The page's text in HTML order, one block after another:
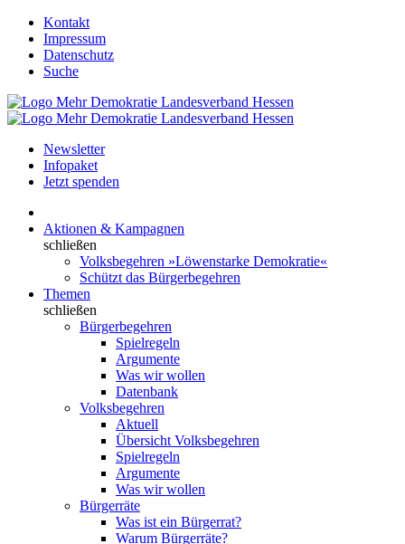
Kontakt
Impressum
Datenschutz
Suche
Newsletter
Infopaket
Jetzt spenden
Aktionen & Kampagnen
schließen
Volksbegehren »Löwenstarke Demokratie«
Schützt das Bürgerbegehren
Themen
schließen
Bürgerbegehren
Spielregeln
Argumente
Was wir wollen
Datenbank
Volksbegehren
Aktuell
Übersicht Volksbegehren
Spielregeln
Argumente
Was wir wollen
Bürgerräte
Was ist ein Bürgerrat?
Warum Bürgerräte?